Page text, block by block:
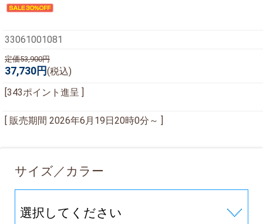
33061001081
定価53,900円
37,730円(税込)
[343ポイント進呈 ]
[ 販売期間 2026年6月19日20時0分 ～ ]
サイズ／カラー